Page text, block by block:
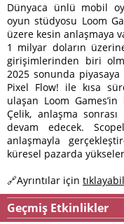
Dünyaca ünlü mobil
oyun stüdyosu Loom
üzere kesin anlaşmaya
1 milyar doların
girişimlerinden biri
2025 sonunda
Pixel Flow! ile kısa
ulaşan Loom
Çelik, anlaşma
devam edecek.
anlaşmayla
küresel pazarda
🔗Ayrıntılar için
Geçmiş Etkinlikler